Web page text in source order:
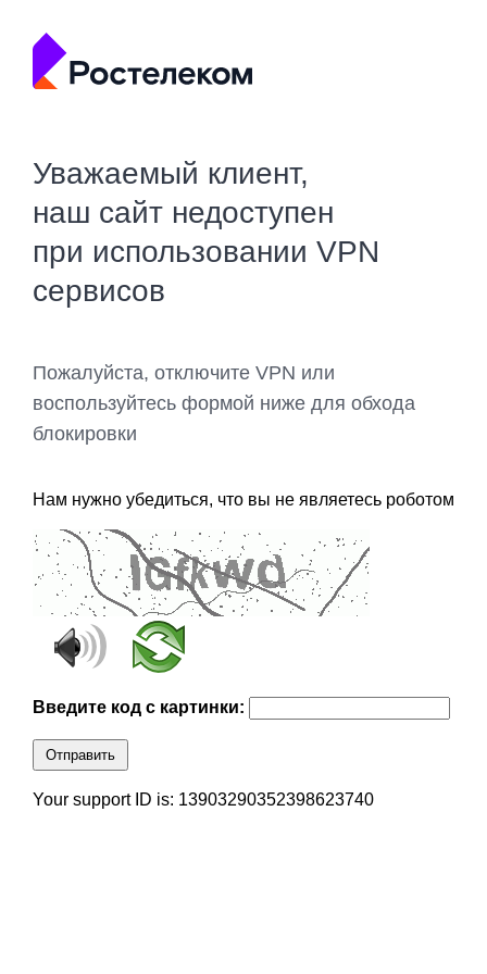
Уважаемый клиент,
наш сайт недоступен
при использовании VPN
сервисов
Пожалуйста, отключите VPN или
воспользуйтесь формой ниже для обхода
блокировки
Нам нужно убедиться, что вы не являетесь роботом
Введите код с картинки:
Отправить
Your support ID is: 13903290352398623740